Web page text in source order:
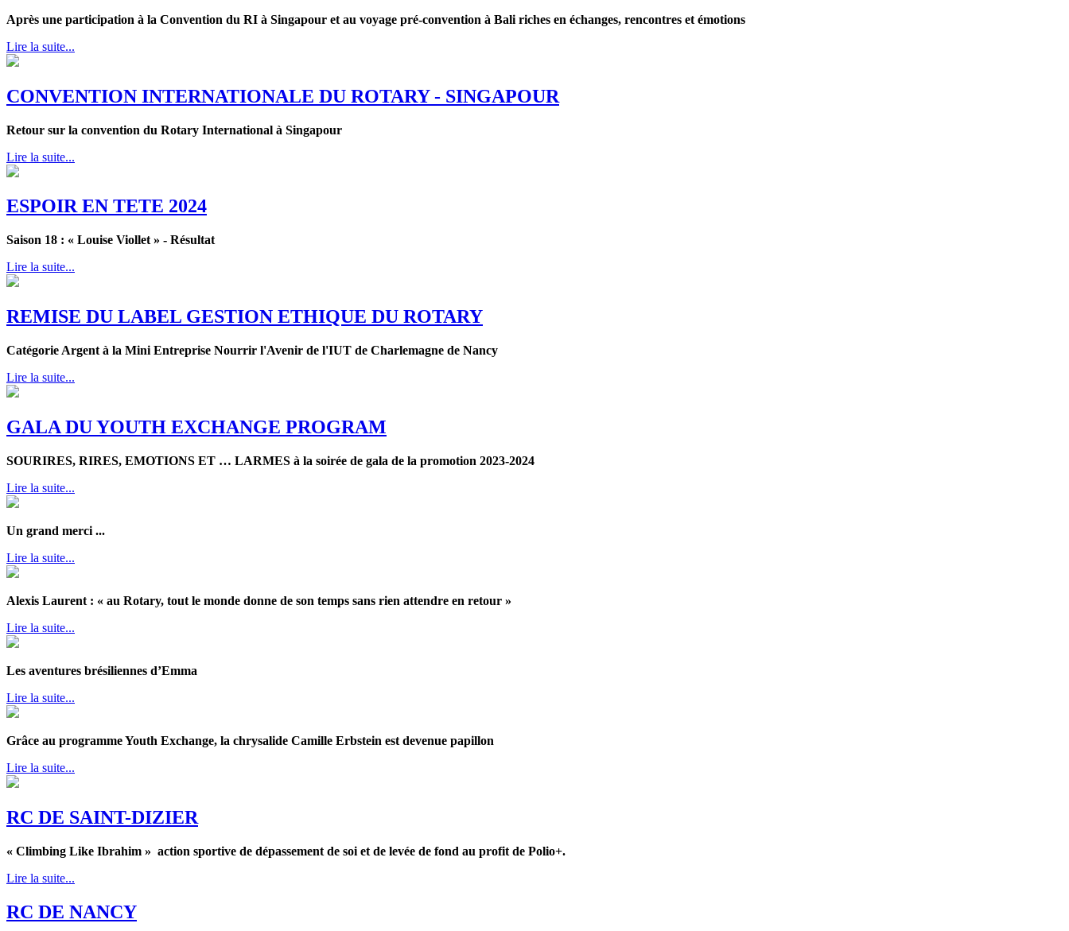
Après une participation à la Convention du RI à Singapour et au voyage pré-convention à Bali riches en échanges, rencontres et émotions
Lire la suite...
CONVENTION INTERNATIONALE DU ROTARY - SINGAPOUR
Retour sur la convention du Rotary International à Singapour
Lire la suite...
ESPOIR EN TETE 2024
Saison 18 : « Louise Viollet » - Résultat
Lire la suite...
REMISE DU LABEL GESTION ETHIQUE DU ROTARY
Catégorie Argent à la Mini Entreprise Nourrir l'Avenir de l'IUT de Charlemagne de Nancy
Lire la suite...
GALA DU YOUTH EXCHANGE PROGRAM
SOURIRES, RIRES, EMOTIONS ET … LARMES à la soirée de gala de la promotion 2023-2024
Lire la suite...
Un grand merci ...
Lire la suite...
Alexis Laurent : « au Rotary, tout le monde donne de son temps sans rien attendre en retour »
Lire la suite...
Les aventures brésiliennes d’Emma
Lire la suite...
Grâce au programme Youth Exchange, la chrysalide Camille Erbstein est devenue papillon
Lire la suite...
RC DE SAINT-DIZIER
« Climbing Like Ibrahim » action sportive de dépassement de soi et de levée de fond au profit de Polio+.
Lire la suite...
RC DE NANCY